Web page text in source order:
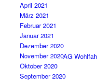
AG
April 2021
März 2021
Februar 2021
Januar 2021
Dezember 2020
November 2020
Oktober 2020
September 2020